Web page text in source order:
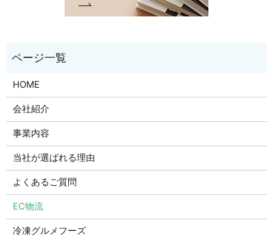
HOME
会社紹介
事業内容
当社が選ばれる理由
よくあるご質問
EC物流
冷凍グルメフーズ